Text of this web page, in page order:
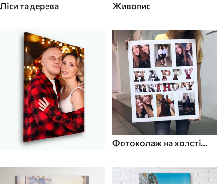
Ліси та дерева Живопис
Фотоколаж на холсті